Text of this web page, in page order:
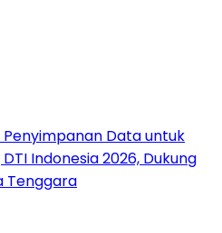
Penyimpanan Data untuk
Indonesia 2026, Dukung
Tenggara